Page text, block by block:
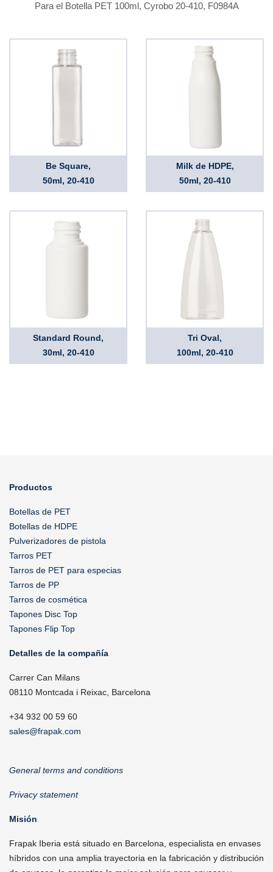
Para el Botella PET 100ml, Cyrobo 20-410, F0984A
Be Square,
50ml, 20-410
Milk de HDPE,
50ml, 20-410
Standard Round,
30ml, 20-410
Tri Oval,
100ml, 20-410
Productos
Botellas de PET
Botellas de HDPE
Pulverizadores de pistola
Tarros PET
Tarros de PET para especias
Tarros de PP
Tarros de cosmética
Tapones Disc Top
Tapones Flip Top
Detalles de la compañía
Carrer Can Milans
08110 Montcada i Reixac, Barcelona
+34 932 00 59 60
sales@frapak.com
General terms and conditions
Privacy statement
Misión
Frapak Iberia está situado en Barcelona, especialista en envases
híbridos con una amplia trayectoria en la fabricación y distribución